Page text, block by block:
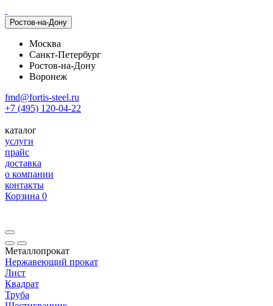
Ростов-на-Дону
Москва
Санкт-Петербург
Ростов-на-Дону
Воронеж
fmd@fortis-steel.ru
+7 (495) 120-04-22
каталог
услуги
прайс
доставка
о компании
контакты
Корзина 0
Металлопрокат
Нержавеющий прокат
Лист
Квадрат
Труба